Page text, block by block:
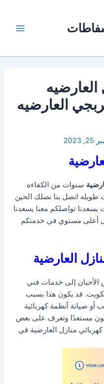
العارضيه
سنوات من الكفاءه
طويله اتصل بنا نصلك الحين
يسعدنا تواصلكم معنا يسعدنا
أعلى مستوي في خدمتكم
العارضية
إلى خدمات فني
قد يكون هذا بسبب
أو صيانة أنظمة كهربائية
مستعدًا وتعرف على بعض
منازل العارضية في